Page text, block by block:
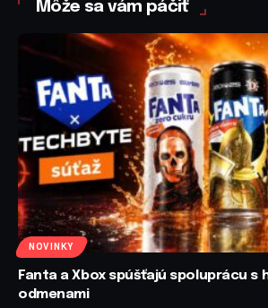
Môže sa vám páčiť
NOVINKY
Fanta a Xbox spúšťajú spoluprácu s
odmenami